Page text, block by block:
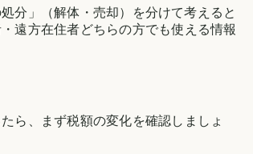
分」（解体・売却）を分けて考えると
遠方在住者どちらの方でも使える情報
ら、まず税額の変化を確認しましょ